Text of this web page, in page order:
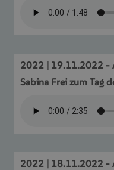
2022 | 19.11.2022 -
Sabina Frei zum Tag
2022 | 18.11.2022 -